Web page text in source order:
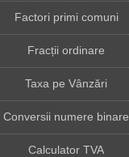
Factori primi comuni
Fracții ordinare
Taxa pe Vânzări
Conversii numere binare
Calculator TVA